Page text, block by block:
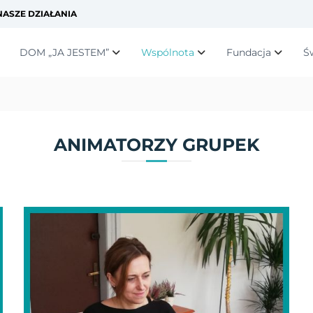
DZIAŁANIA
DOM „JA JESTEM” Wspólnota Fundacja
ANIMATORZY GRUPEK